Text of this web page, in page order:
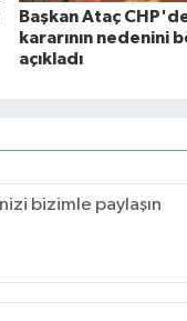
Başkan Ataç
kararının nedenini
açıkladı